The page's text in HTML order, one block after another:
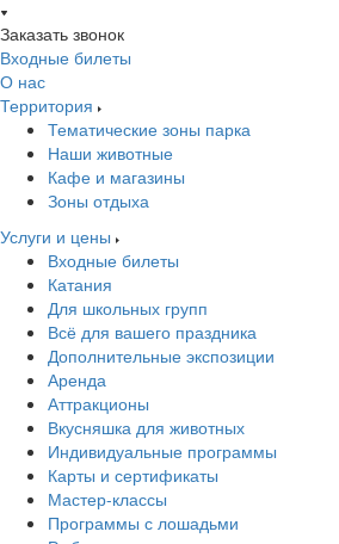
Заказать звонок
Входные билеты
О нас
Территория
Тематические зоны парка
Наши животные
Кафе и магазины
Зоны отдыха
Услуги и цены
Входные билеты
Катания
Для школьных групп
Всё для вашего праздника
Дополнительные экспозиции
Аренда
Аттракционы
Вкусняшка для животных
Индивидуальные программы
Карты и сертификаты
Мастер-классы
Программы с лошадьми